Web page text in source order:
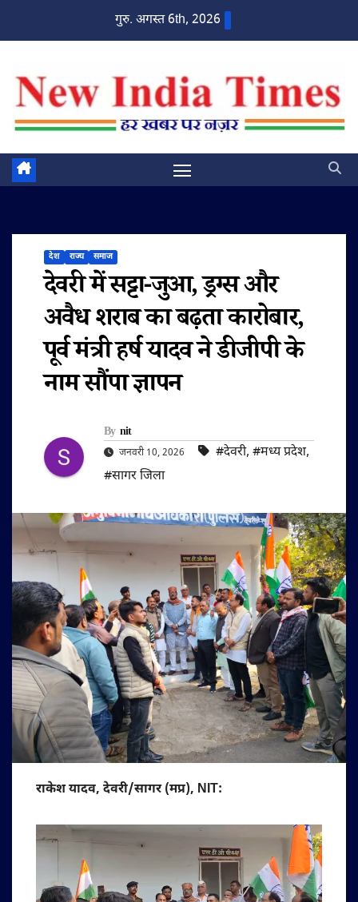
गुरु. अगस्त 6th, 2026
देश राज्य समाज
देवरी में सट्टा-जुआ, ड्रग्स और
अवैध शराब का बढ़ता कारोबार,
पूर्व मंत्री हर्ष यादव ने डीजीपी के
नाम सौंपा ज्ञापन
By nit
जनवरी 10, 2026 #देवरी, #मध्य प्रदेश,
#सागर जिला
राकेश यादव, देवरी/सागर (मप्र), NIT: